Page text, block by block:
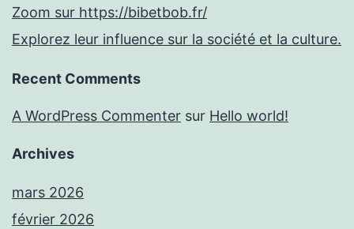
Zoom sur https://bibetbob.fr/
Explorez leur influence sur la société et la culture.
Recent Comments
A WordPress Commenter sur Hello world!
Archives
mars 2026
février 2026